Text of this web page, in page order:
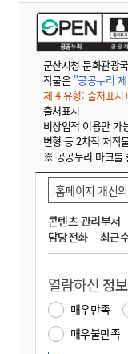
군산시청 문화관광
작물은 "공공누리
제 4 유형: 출처표시
출처표시
비상업적 이용만 가
변형 등 2차적 저작
※ 공공누리 마크를
콘텐츠 관리부서
담당전화
최근
홈페이지 개선
열람하신 정
매우만족
매우불만족